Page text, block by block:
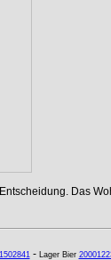
Das
- Lager Bier